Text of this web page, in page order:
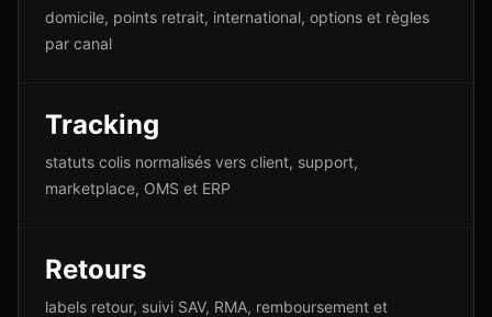
domicile, points retrait, international, options et règles
par canal
Tracking
statuts colis normalisés vers client, support,
marketplace, OMS et ERP
Retours
labels retour, suivi SAV, RMA, remboursement et